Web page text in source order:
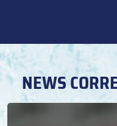
NEWS